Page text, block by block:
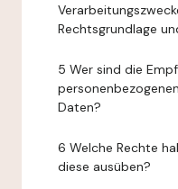
Rechtsgrundlage
5 Wer sind die
Daten?
6 Welche Rechte
diese ausüben?